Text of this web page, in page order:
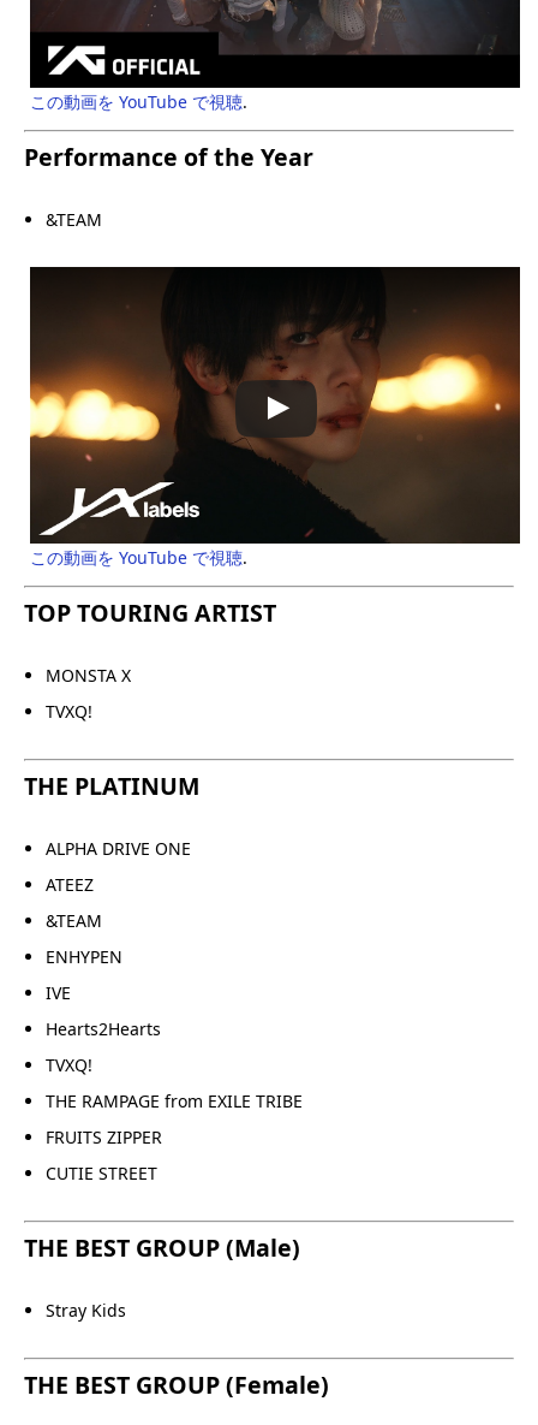
この動画を YouTube で視聴.
Performance of the Year
&TEAM
この動画を YouTube で視聴.
TOP TOURING ARTIST
MONSTA X
TVXQ!
THE PLATINUM
ALPHA DRIVE ONE
ATEEZ
&TEAM
ENHYPEN
IVE
Hearts2Hearts
TVXQ!
THE RAMPAGE from EXILE TRIBE
FRUITS ZIPPER
CUTIE STREET
THE BEST GROUP (Male)
Stray Kids
THE BEST GROUP (Female)